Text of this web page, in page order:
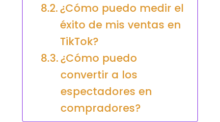
¿Cómo puedo medir el
éxito de mis ventas en
TikTok?
¿Cómo puedo
convertir a los
espectadores en
compradores?